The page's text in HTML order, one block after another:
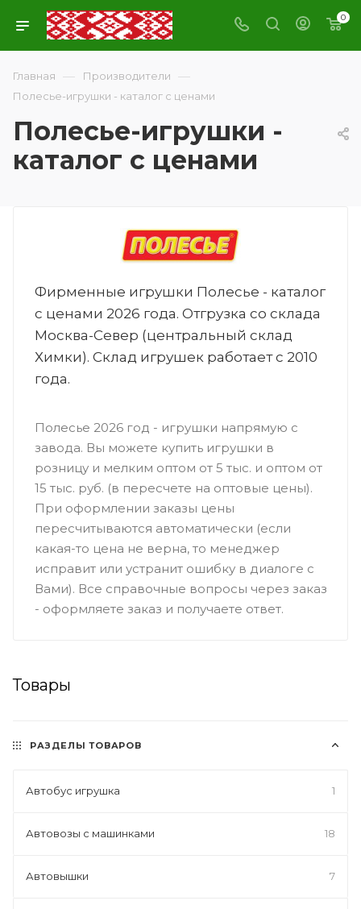
0
Главная — Производители —
Полесье-игрушки - каталог с ценами
Полесье-игрушки -
каталог с ценами
Фирменные игрушки Полесье - каталог
с ценами 2026 года. Отгрузка со склада
Москва-Север (центральный склад
Химки). Склад игрушек работает с 2010
года.
Полесье 2026 год - игрушки напрямую с
завода. Вы можете купить игрушки в
розницу и мелким оптом от 5 тыс. и оптом от
15 тыс. руб. (в пересчете на оптовые цены).
При оформлении заказы цены
пересчитываются автоматически (если
какая-то цена не верна, то менеджер
исправит или устранит ошибку в диалоге с
Вами). Все справочные вопросы через заказ
- оформляете заказ и получаете ответ.
Товары
РАЗДЕЛЫ ТОВАРОВ
Автобус игрушка 1
Автовозы с машинками 18
Автовышки 7